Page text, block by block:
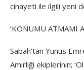
cinayeti ile ilgili yeni
‘KONUMU ATMAMI
Sabah’tan Yunus
Amirliği ekiplerinin;